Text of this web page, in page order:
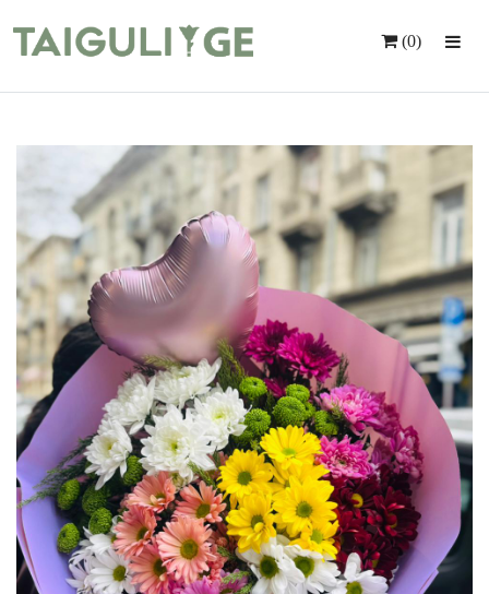
Ყვავილები
Საჩუქრები
Მომსახურება
Ინდივიდუალური Შეკვეთა
Კონტაქტი
(0)